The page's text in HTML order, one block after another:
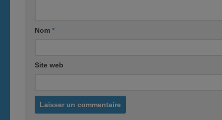
Nom *
Site web